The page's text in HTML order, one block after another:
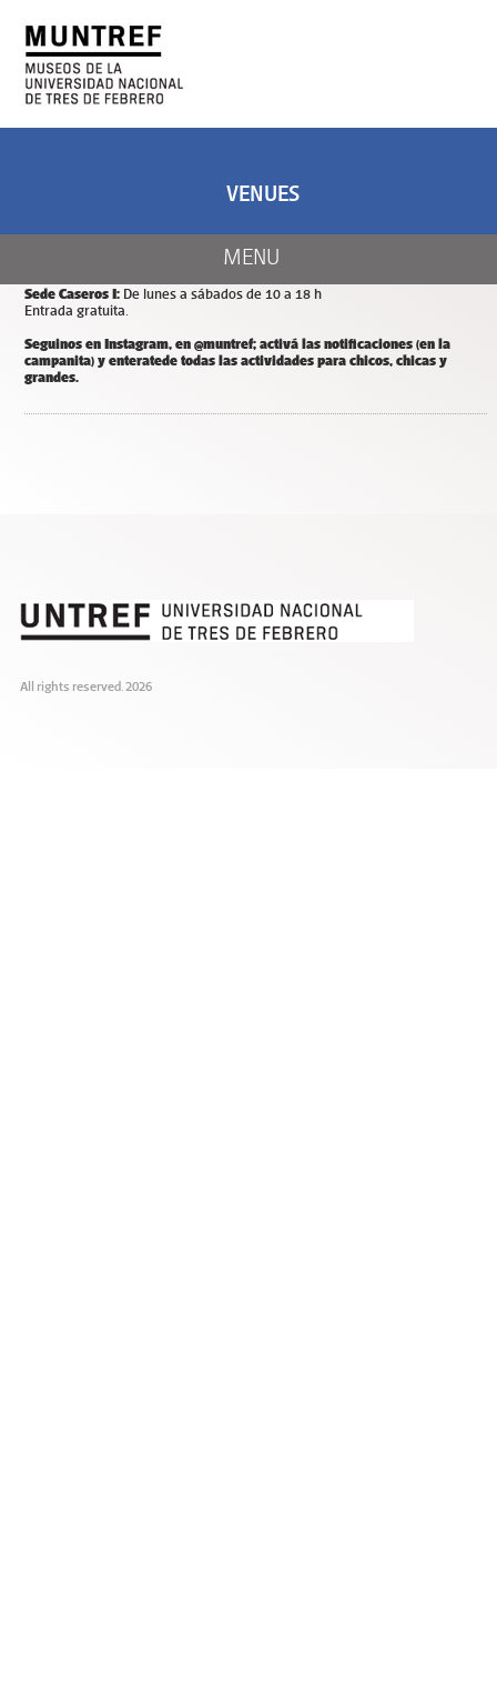
Días y horarios de apertura de MUNTREF
De miércoles a domingos de 11 a 18 h.
Sede Caseros I: De lunes a sábados de 10 a 18 h
Entrada gratuita.
Seguinos en Instagram, en @muntref; activá las notificaciones (en la
campanita) y enteratede todas las actividades para chicos, chicas y
grandes.
All rights reserved. 2026
MENU
VENUES
CENTER OF ART
AND NATURE
ART AND SCIENCE